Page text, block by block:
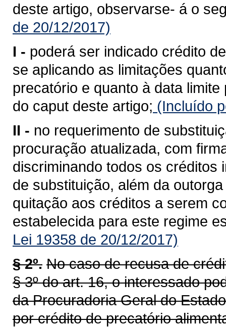
deste artigo, observarse- á o
de 20/12/2017)
I - poderá ser indicado crédito
se aplicando as limitações
precatório e quanto à data
do caput deste artigo; (Incluído
II - no requerimento de
procuração atualizada, com
discriminando todos os créditos
de substituição, além da
quitação aos créditos a serem
estabelecida para este regime
Lei 19358 de 20/12/2017)
§ 2º. No caso de recusa de
§ 3º do art. 16, o interessado
da Procuradoria Geral do
por crédito de precatório